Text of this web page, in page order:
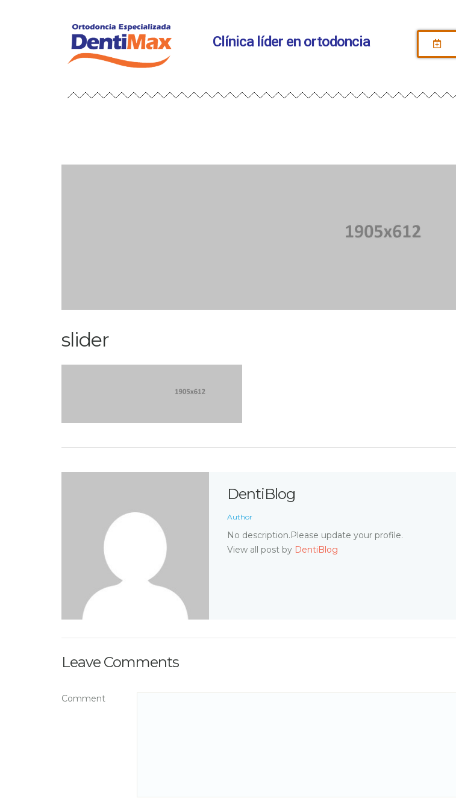
Clínica líder en ortodoncia
slider
DentiBlog
Author
No description.Please update your profile.
View all post by DentiBlog
Leave Comments
Comment